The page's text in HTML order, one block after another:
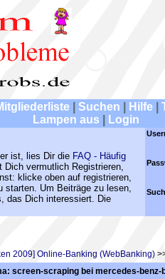
Suchen Hilfe
Lampen aus
Login
ist, lies Dir die FAQ - Häufig
Dich vermutlich Registrieren,
klicke oben auf registrieren,
starten. Um Beiträge zu lesen,
das Dich interessiert. Die
2009] Online-Banking (WebBanking)
screen-scraping bei mercedes-benz-